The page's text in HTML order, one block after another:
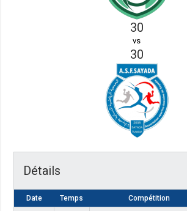
30
vs
30
Détails
Date Temps Compétition